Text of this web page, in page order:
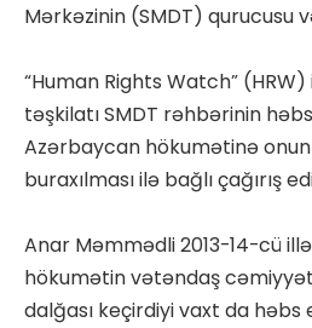
Mərkəzinin (SMDT) qurucusu
“Human Rights Watch”
təşkilatı SMDT rəhbərinin
Azərbaycan hökumətinə
buraxılması ilə bağlı çağırış
Anar Məmmədli 2013-14-cü
hökumətin vətəndaş
dalğası keçirdiyi vaxt da həbs